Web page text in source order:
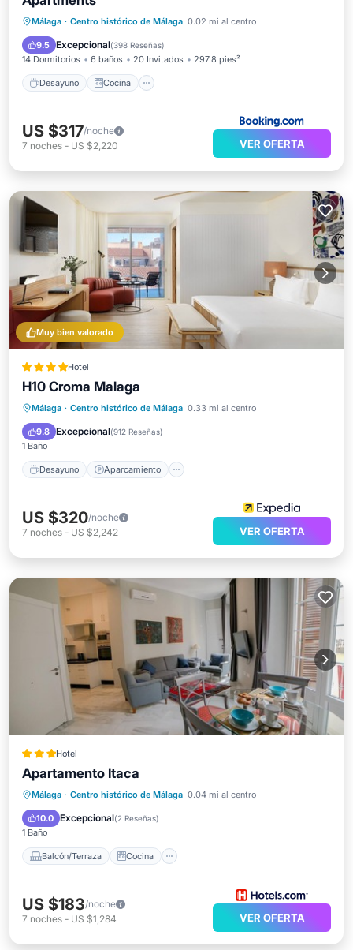
Málaga · Centro histórico de Málaga 0.02 mi al centro
9.5 Excepcional(398 Reseñas)
14 Dormitorios 6 baños 20 Invitados 297.8 pies²
Desayuno Cocina
Desayuno
Cocina
Aire acondicionado
US $317/noche
7 noches - US $2,220 VER OFERTA
Muy bien valorado
Hotel
H10 Croma Malaga
Málaga · Centro histórico de Málaga 0.33 mi al centro
9.8 Excepcional(912 Reseñas)
1 Baño
Desayuno Aparcamiento
Desayuno Aparcamiento
Piscina
Balcón/Terraza
US $320/noche
7 noches - US $2,242 VER OFERTA
Hotel
Apartamento Itaca
Málaga · Centro histórico de Málaga 0.04 mi al centro
10.0 Excepcional(2 Reseñas)
1 Baño
Balcón/Terraza Cocina
Balcón/Terraza
Cocina
Aire acondicionado
US $183/noche
7 noches - US $1,284 VER OFERTA